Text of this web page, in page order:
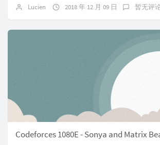
Lucien 2018 年 12 月 09 日 暂无评